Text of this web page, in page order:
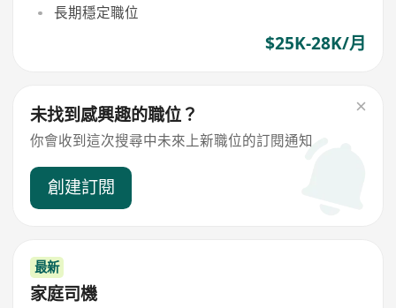
長期穩定職位
$25K-28K/月
未找到感興趣的職位？
你會收到這次搜尋中未來上新職位的訂閱通知
創建訂閱
最新
家庭司機